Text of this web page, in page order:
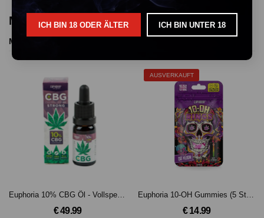
ICH BIN 18 ODER ÄLTER ICH BIN UNTER 18
More Products From This Vendor
More Products
€ 49.99
AUSVERKAUFT
€ 14.99